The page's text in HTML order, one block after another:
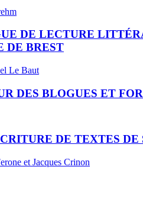
DE LECTURE
DE BREST
Le Baut
DES BLOGUES ET
DE TEXTES
et Jacques Crinon